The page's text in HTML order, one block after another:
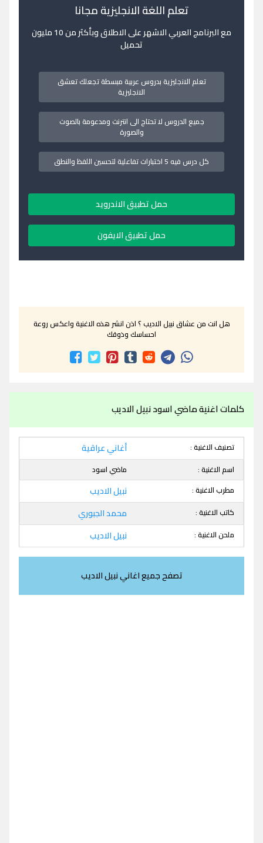
تعلم اللغة الانجليزية مجانا
مع البرنامج العربي الاشهر على الاطلاق وبأكثر من 10 مليون
تحميل
تعلم الانجليزية بدروس عربية مبسطة تجعلك تعشق
الانجليزية
جميع الدروس لا تحتاج الى انترنت ومدعومة بالصوت
والصورة
كل درس فيه 5 اختبارات تفاعلية لتحسين اللفظ والنطق
حمل تطبيق الاندرويد
حمل تطبيق الايفون
هل انت من عشاق نبيل الاديب ؟ اذن انشر هذه الاغنية واعكس روعة
احساسك وذوقك
كلمات اغنية ماضي اسود نبيل الاديب
تصنيف الاغنية : أغاني عراقية
اسم الاغنية :
ماضي اسود
مطرب الاغنية :
نبيل الاديب
كاتب الاغنية : محمد الجبوري
ملحن الاغنية : نبيل الاديب
تصفح جميع اغاني نبيل الاديب